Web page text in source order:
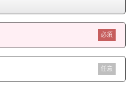
必須
任意